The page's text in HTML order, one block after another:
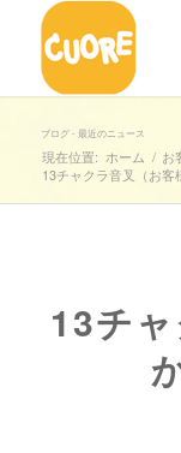
ブログ - 最近のニュース
現在位置: ホーム / お
13チャクラ音叉（お客
13チ